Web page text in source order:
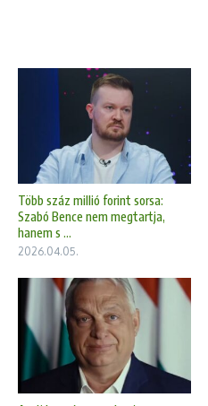
Több száz millió forint sorsa:
Szabó Bence nem megtartja,
hanem s ...
2026.04.05.